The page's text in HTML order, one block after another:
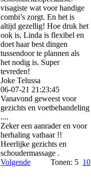
visagiste wat voor handige
combi’s zorgt. En het is
altijd gezellig! Hoe druk het
ook is, Linda is flexibel en
doet haar best dingen
tussendoor te plannen als
het nodig is. Super
tevreden!
Joke Telussa
06-07-21 21:23:45
Vanavond geweest voor
gezichts en voetbehandeling
....
Zeker een aanrader en voor
herhaling vatbaar !!
Heerlijke gezichts en
schoudermassage .
Volgende
Tonen: 5 10